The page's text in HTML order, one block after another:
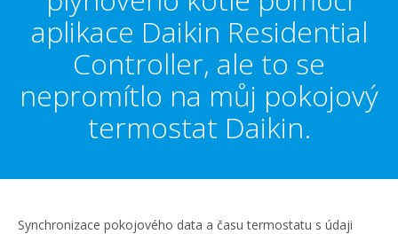
aplikace Daikin Residential
Controller, ale to se
nepromítlo na můj pokojový
termostat Daikin.
Synchronizace pokojového data a času termostatu s údaji